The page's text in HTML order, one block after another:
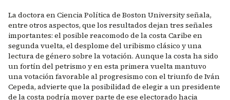
La doctora en Ciencia Política de Boston University señala,
entre otros aspectos, que los resultados dejan tres señales
importantes: el posible reacomodo de la costa Caribe en
segunda vuelta, el desplome del uribismo clásico y una
lectura de género sobre la votación. Aunque la costa ha sido
un fortín del petrismo y en esta primera vuelta mantuvo
una votación favorable al progresismo con el triunfo de Iván
Cepeda, advierte que la posibilidad de elegir a un presidente
de la costa podría mover parte de ese electorado hacia